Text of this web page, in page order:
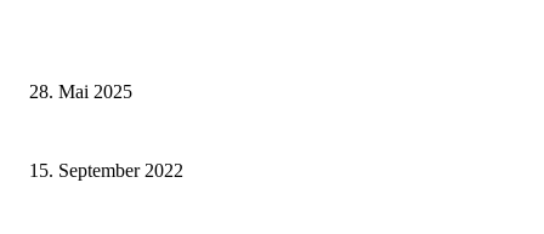
28. Mai 2025
15. September 2022